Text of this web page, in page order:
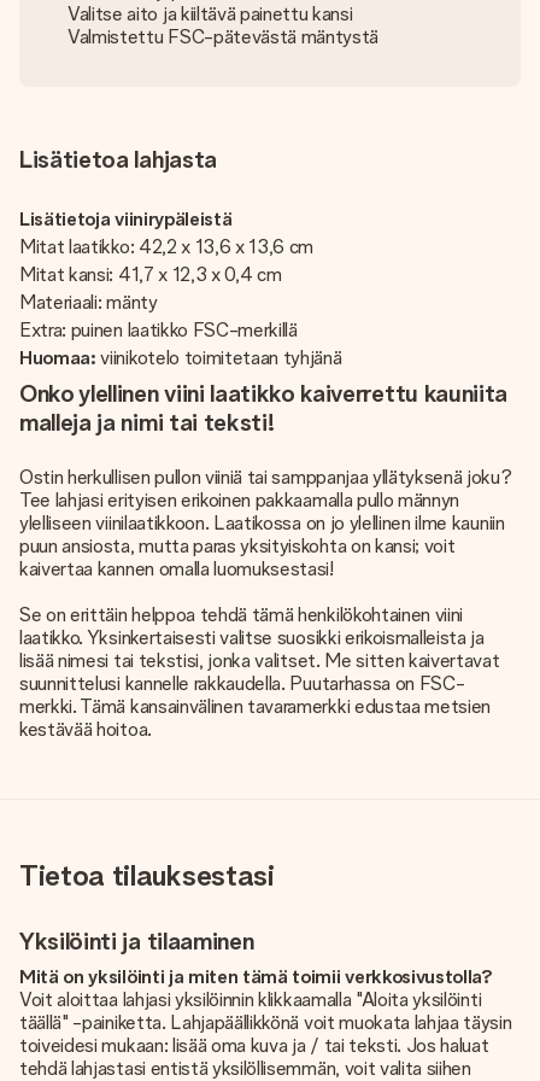
Valitse aito ja kiiltävä painettu kansi
Valmistettu FSC-pätevästä mäntystä
Lisätietoa lahjasta
Lisätietoja viinirypäleistä
Mitat laatikko: 42,2 x 13,6 x 13,6 cm
Mitat kansi: 41,7 x 12,3 x 0,4 cm
Materiaali: mänty
Extra: puinen laatikko FSC-merkillä
Huomaa: viinikotelo toimitetaan tyhjänä
Onko ylellinen viini laatikko kaiverrettu kauniita
malleja ja nimi tai teksti!
Ostin herkullisen pullon viiniä tai samppanjaa yllätyksenä joku?
Tee lahjasi erityisen erikoinen pakkaamalla pullo männyn
ylelliseen viinilaatikkoon. Laatikossa on jo ylellinen ilme kauniin
puun ansiosta, mutta paras yksityiskohta on kansi; voit
kaivertaa kannen omalla luomuksestasi!
Se on erittäin helppoa tehdä tämä henkilökohtainen viini
laatikko. Yksinkertaisesti valitse suosikki erikoismalleista ja
lisää nimesi tai tekstisi, jonka valitset. Me sitten kaivertavat
suunnittelusi kannelle rakkaudella. Puutarhassa on FSC-
merkki. Tämä kansainvälinen tavaramerkki edustaa metsien
kestävää hoitoa.
Tietoa tilauksestasi
Yksilöinti ja tilaaminen
Mitä on yksilöinti ja miten tämä toimii verkkosivustolla?
Voit aloittaa lahjasi yksilöinnin klikkaamalla "Aloita yksilöinti
täällä" -painiketta. Lahjapäällikkönä voit muokata lahjaa täysin
toiveidesi mukaan: lisää oma kuva ja / tai teksti. Jos haluat
tehdä lahjastasi entistä yksilöllisemmän, voit valita siihen